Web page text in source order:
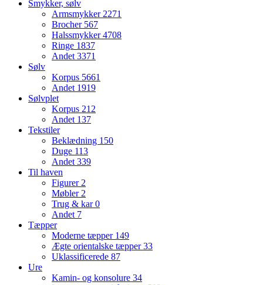
Smykker, sølv
Armsmykker2271
Brocher 567
Halssmykker4708
Ringe 1837
Andet3371
Sølv
Korpus 5661
Andet 1919
Sølvplet
Korpus 212
Andet 137
Tekstiler
Beklædning 150
Duge 113
Andet339
Til haven
Figurer2
Møbler2
Trug & kar0
Andet 7
Tæpper
Moderne tæpper 149
Ægte orientalske tæpper33
Uklassificerede 87
Ure
Kamin- og konsolure 34